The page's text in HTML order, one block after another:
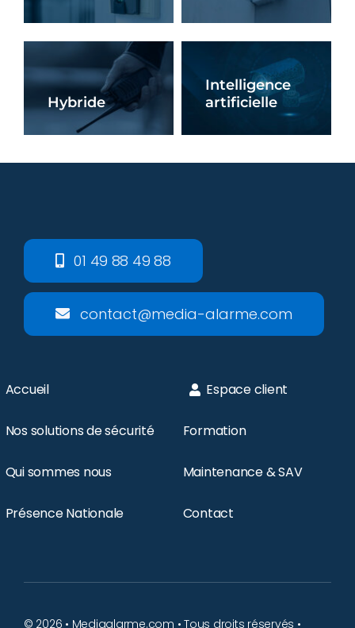
Hybride
Intelligence
artificielle
01 49 88 49 88
contact@media-alarme.com
Accueil
Nos solutions de sécurité
Qui sommes nous
Présence Nationale
Espace client
Formation
Maintenance & SAV
Contact
© 2026 • Mediaalarme.com • Tous droits réservés •